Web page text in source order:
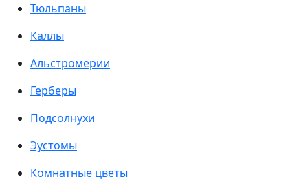
Тюльпаны
Каллы
Альстромерии
Герберы
Подсолнухи
Эустомы
Комнатные цветы